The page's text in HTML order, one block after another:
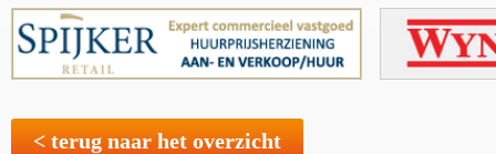
< terug naar het overzicht